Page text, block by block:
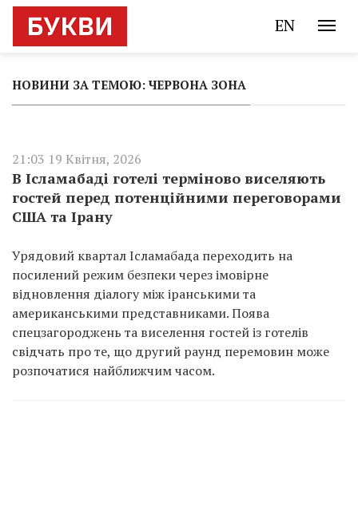
EN
НОВИНИ ЗА ТЕМОЮ: ЧЕРВОНА ЗОНА
21:03 19 Квітня, 2026
В Ісламабаді готелі терміново виселяють
гостей перед потенційними переговорами
США та Ірану
Урядовий квартал Ісламабада переходить на
посилений режим безпеки через імовірне
відновлення діалогу між іранськими та
американськими представниками. Поява
спецзагороджень та виселення гостей із готелів
свідчать про те, що другий раунд перемовин може
розпочатися найближчим часом.